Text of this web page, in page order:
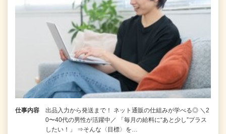
仕事内容
出品入力から発送まで！ ネット通販の仕組みが学べる◎ ＼2
0〜40代の男性が活躍中／ 「毎月の給料に“あと少し”プラス
したい！」 ⇒そんな〈目標〉を…